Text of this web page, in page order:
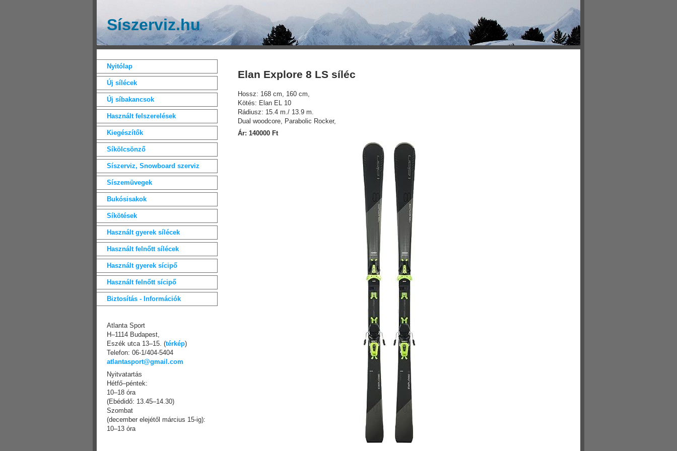
Síszerviz.hu
Nyitólap
Új sílécek
Új síbakancsok
Használt felszerelések
Kiegészítők
Síkölcsönző
Síszerviz, Snowboard szerviz
Síszemüvegek
Bukósisakok
Síkötések
Használt gyerek sílécek
Használt felnőtt sílécek
Használt gyerek sícipő
Használt felnőtt sícipő
Biztosítás - Információk
Atlanta Sport
H–1114 Budapest,
Eszék utca 13–15. (térkép)
Telefon: 06-1/404-5404
atlantasport@gmail.com
Nyitvatartás
Hétfő–péntek:
10–18 óra
(Ebédidő: 13.45–14.30)
Szombat
(december elejétől március 15-ig):
10–13 óra
Elan Explore 8 LS síléc
Hossz: 168 cm, 160 cm,
Kötés: Elan EL 10
Rádiusz: 15.4 m./ 13.9 m.
Dual woodcore, Parabolic Rocker,
Ár: 140000 Ft